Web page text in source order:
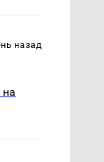
назад